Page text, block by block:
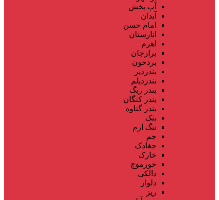
آب پخش
آبدان
امام حسن
انارستان
اهرم
برازجان
بردخون
بندردیر
بندردیلم
بندر ریگ
بندر کنگان
بندر گناوه
بنک
تنگ ارم
جم
چغادک
خارک
خورموج
دالکی
دلوار
ریز